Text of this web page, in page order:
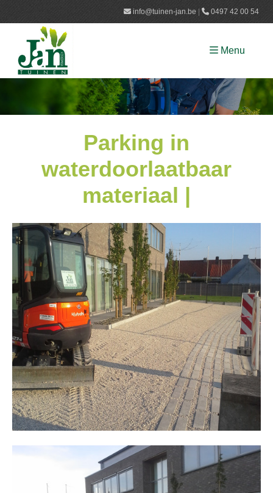
info@tuinen-jan.be​ 0497 42 00 54
Menu
Parking in
waterdoorlaatbaar
materiaal |